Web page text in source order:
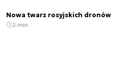
Nowa twarz rosyjskich dronów
2 min.